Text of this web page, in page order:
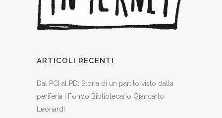
ARTICOLI RECENTI
Dal PCI al PD: Storia di un partito visto dalla
periferia | Fondo Bibliotecario Giancarlo
Leonardi